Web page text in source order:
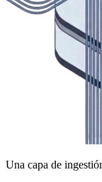
Una capa de